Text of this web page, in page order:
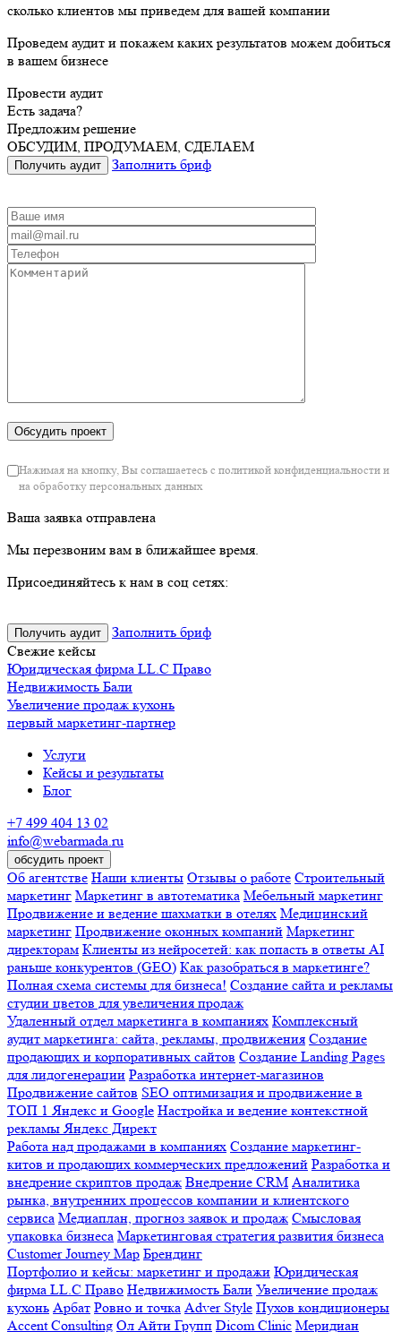
сколько клиентов мы приведем для вашей компании
Проведем аудит и покажем каких результатов можем добиться
в вашем бизнесе
Провести аудит
Есть задача?
Предложим решение
ОБСУДИМ, ПРОДУМАЕМ, СДЕЛАЕМ
Получить аудит Заполнить бриф
Нажимая на кнопку, Вы соглашаетесь с политикой конфиденциальности и
на обработку персональных данных
Ваша заявка отправлена
Мы перезвоним вам в ближайшее время.
Присоединяйтесь к нам в соц сетях:
Получить аудит
Заполнить бриф
Свежие кейсы
Юридическая фирма LL.C Право
Недвижимость Бали
Увеличение продаж кухонь
первый маркетинг-партнер
Услуги
Кейсы и результаты
Блог
+7 499 404 13 02
info@webarmada.ru
обсудить проект
Об агентстве Наши клиенты Отзывы о работе Строительный
маркетинг Маркетинг в автотематика Мебельный маркетинг
Продвижение и ведение шахматки в отелях Медицинский
маркетинг Продвижение оконных компаний Маркетинг
директорам Клиенты из нейросетей: как попасть в ответы AI
раньше конкурентов (GEO) Как разобраться в маркетинге?
Полная схема системы для бизнеса! Создание сайта и рекламы
студии цветов для увеличения продаж
Удаленный отдел маркетинга в компаниях Комплексный
аудит маркетинга: сайта, рекламы, продвижения Создание
продающих и корпоративных сайтов Создание Landing Pages
для лидогенерации Разработка интернет-магазинов
Продвижение сайтов SEO оптимизация и продвижение в
ТОП 1 Яндекс и Google Настройка и ведение контекстной
рекламы Яндекс Директ
Работа над продажами в компаниях Создание маркетинг-
китов и продающих коммерческих предложений Разработка и
внедрение скриптов продаж Внедрение CRM Аналитика
рынка, внутренних процессов компании и клиентского
сервиса Медиаплан, прогноз заявок и продаж Смысловая
упаковка бизнеса Маркетинговая стратегия развития бизнеса
Customer Journey Map Брендинг
Портфолио и кейсы: маркетинг и продажи Юридическая
фирма LL.C Право Недвижимость Бали Увеличение продаж
кухонь Арбат Ровно и точка Adver Style Пухов кондиционеры
Accent Consulting Ол Айти Групп Dicom Clinic Меридиан